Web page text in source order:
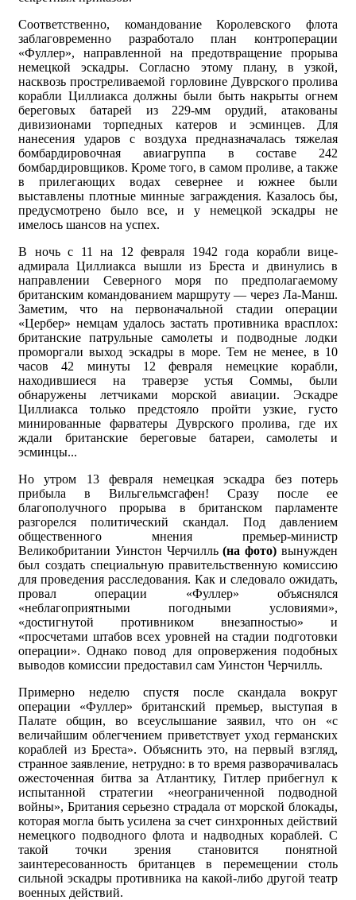
Соответственно, командование Королевского флота
заблаговременно разработало план контроперации
«Фуллер», направленной на предотвращение прорыва
немецкой эскадры. Согласно этому плану, в узкой,
насквозь простреливаемой горловине Дуврского пролива
корабли Циллиакса должны были быть накрыты огнем
береговых батарей из 229-мм орудий, атакованы
дивизионами торпедных катеров и эсминцев. Для
нанесения ударов с воздуха предназначалась тяжелая
бомбардировочная авиагруппа в составе 242
бомбардировщиков. Кроме того, в самом проливе, а также
в прилегающих водах севернее и южнее были
выставлены плотные минные заграждения. Казалось бы,
предусмотрено было все, и у немецкой эскадры не
имелось шансов на успех.
В ночь с 11 на 12 февраля 1942 года корабли вице-
адмирала Циллиакса вышли из Бреста и двинулись в
направлении Северного моря по предполагаемому
британским командованием маршруту — через Ла-Манш.
Заметим, что на первоначальной стадии операции
«Цербер» немцам удалось застать противника врасплох:
британские патрульные самолеты и подводные лодки
проморгали выход эскадры в море. Тем не менее, в 10
часов 42 минуты 12 февраля немецкие корабли,
находившиеся на траверзе устья Соммы, были
обнаружены летчиками морской авиации. Эскадре
Циллиакса только предстояло пройти узкие, густо
минированные фарватеры Дуврского пролива, где их
ждали британские береговые батареи, самолеты и
эсминцы...
Но утром 13 февраля немецкая эскадра без потерь
прибыла в Вильгельмсгафен! Сразу после ее
благополучного прорыва в британском парламенте
разгорелся политический скандал. Под давлением
общественного мнения премьер-министр
Великобритании Уинстон Черчилль(на фото) вынужден
был создать специальную правительственную комиссию
для проведения расследования. Как и следовало ожидать,
провал операции «Фуллер» объяснялся
«неблагоприятными погодными условиями»,
«достигнутой противником внезапностью» и
«просчетами штабов всех уровней на стадии подготовки
операции». Однако повод для опровержения подобных
выводов комиссии предоставил сам Уинстон Черчилль.
Примерно неделю спустя после скандала вокруг
операции «Фуллер» британский премьер, выступая в
Палате общин, во всеуслышание заявил, что он «с
величайшим облегчением приветствует уход германских
кораблей из Бреста». Объяснить это, на первый взгляд,
странное заявление, нетрудно: в то время разворачивалась
ожесточенная битва за Атлантику, Гитлер прибегнул к
испытанной стратегии «неограниченной подводной
войны», Британия серьезно страдала от морской блокады,
которая могла быть усилена за счет синхронных действий
немецкого подводного флота и надводных кораблей. С
такой точки зрения становится понятной
заинтересованность британцев в перемещении столь
сильной эскадры противника на какой-либо другой театр
военных действий.